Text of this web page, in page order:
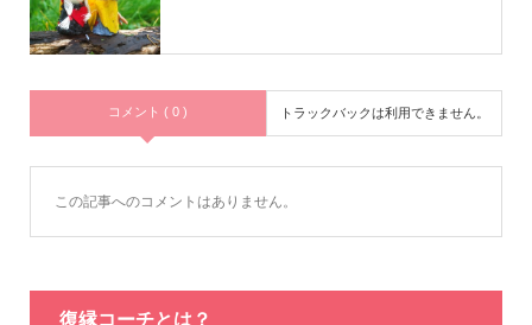
コメント ( 0 ) トラックバックは利用できません。
この記事へのコメントはありません。
復縁コーチとは？